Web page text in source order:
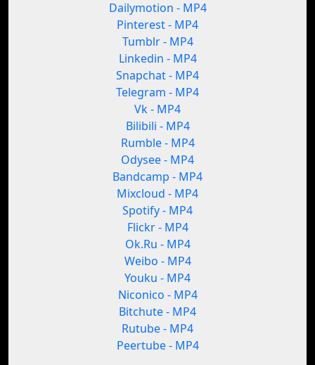
Dailymotion - MP4
Pinterest - MP4
Tumblr - MP4
Linkedin - MP4
Snapchat - MP4
Telegram - MP4
Vk - MP4
Bilibili - MP4
Rumble - MP4
Odysee - MP4
Bandcamp - MP4
Mixcloud - MP4
Spotify - MP4
Flickr - MP4
Ok.Ru - MP4
Weibo - MP4
Youku - MP4
Niconico - MP4
Bitchute - MP4
Rutube - MP4
Peertube - MP4